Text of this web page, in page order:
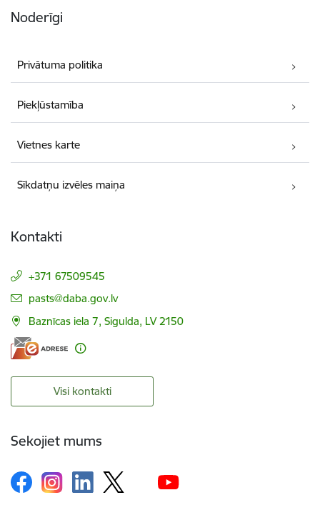
Noderīgi
Privātuma politika
Piekļūstamība
Vietnes karte
Sīkdatņu izvēles maiņa
Kontakti
+371 67509545
E-pasts:
pasts@daba.gov.lv
Baznīcas iela 7, Sigulda, LV 2150
Visi kontakti
Sekojiet mums